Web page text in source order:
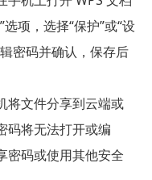
项，选择“保护”或“设
密码并确认，保存后
将文件分享到云端或
码将无法打开或编
密码或使用其他安全